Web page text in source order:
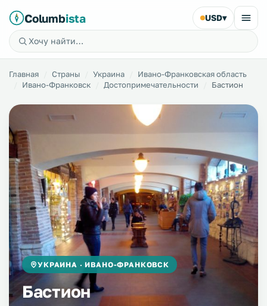
Columbista USD▾
Главная Страны Украина
Ивано-Франковская область
Ивано-Франковск
Достопримечательности Бастион
УКРАИНА · ИВАНО-ФРАНКОВСК
Бастион